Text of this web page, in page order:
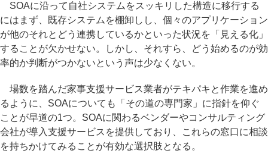
SOAに沿って自社システムをスッキリした構造に移行する
にはまず、既存システムを棚卸しし、個々のアプリケーション
が他のそれとどう連携しているかといった状況を「見える化」
することが欠かせない。しかし、それすら、どう始めるのが効
率的か判断がつかないという声は少なくない。
場数を踏んだ家事支援サービス業者がテキパキと作業を進め
るように、SOAについても「その道の専門家」に指針を仰ぐ
ことが早道の1つ。SOAに関わるベンダーやコンサルティング
会社が導入支援サービスを提供しており、これらの窓口に相談
を持ちかけてみることが有効な選択肢となる。